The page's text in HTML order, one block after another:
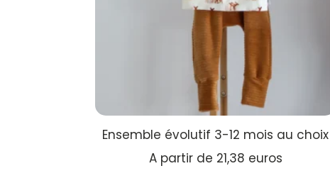
Ensemble évolutif 3-12 mois au choix
A partir de 21,38 euros